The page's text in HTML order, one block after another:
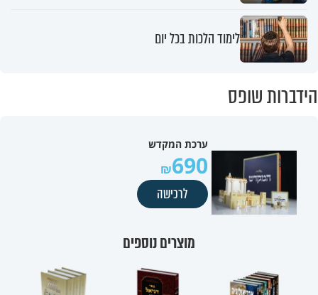
לימוד הלכות בכל יום
הידברות שופס
ערכת המקדש
690
לרכישה
מוצרים נוספים